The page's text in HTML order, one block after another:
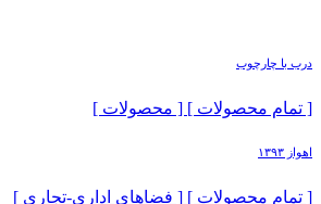
درب با چارچوب
[ تمام محصولات ] [ محصولات ]
اهواز ۱۳۹۳
[ تمام محصولات ] [ فضاهای اداری-تجاری ]